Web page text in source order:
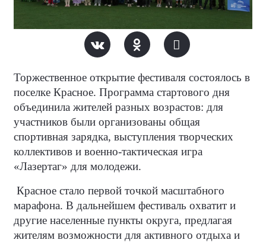
Торжественное открытие фестиваля состоялось в
поселке Красное. Программа стартового дня
объединила жителей разных возрастов: для
участников были организованы общая
спортивная зарядка, выступления творческих
коллективов и военно-тактическая игра
«Лазертаг» для молодежи.
Красное стало первой точкой масштабного
марафона. В дальнейшем фестиваль охватит и
другие населенные пункты округа, предлагая
жителям возможности для активного отдыха и